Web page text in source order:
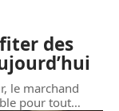
des
le marchand
pour tout…